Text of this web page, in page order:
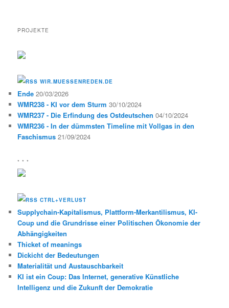
PROJEKTE
WIR.MUESSENREDEN.DE
Ende 20/03/2026
WMR238 - KI vor dem Sturm 30/10/2024
WMR237 - Die Erfindung des Ostdeutschen 04/10/2024
WMR236 - In der dümmsten Timeline mit Vollgas in den
Faschismus 21/09/2024
* * *
CTRL+VERLUST
Supplychain-Kapitalismus, Plattform-Merkantilismus, KI-
Coup und die Grundrisse einer Politischen Ökonomie der
Abhängigkeiten
Thicket of meanings
Dickicht der Bedeutungen
Materialität und Austauschbarkeit
KI ist ein Coup: Das Internet, generative Künstliche
Intelligenz und die Zukunft der Demokratie